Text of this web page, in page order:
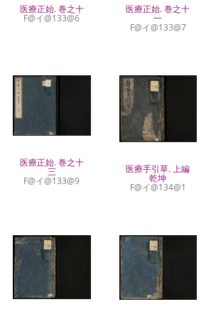
医療正始. 巻之十
F@イ@133@6
医療正始. 巻之十
一
F@イ@133@7
医療正始. 巻之十
三
F@イ@133@9
医療手引草. 上編
乾坤
F@イ@134@1